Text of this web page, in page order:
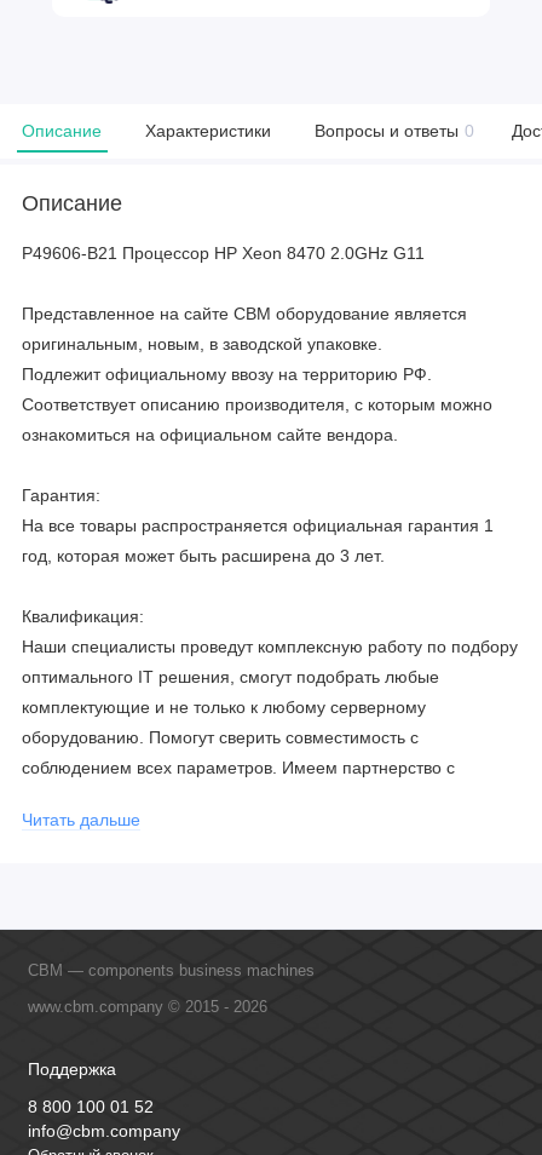
Описание Характеристики Вопросы и ответы 0
Описание
P49606-B21 Процессор HP Xeon 8470 2.0GHz G11
Представленное на сайте CBM оборудование является
оригинальным, новым, в заводской упаковке.
Подлежит официальному ввозу на территорию РФ.
Соответствует описанию производителя, с которым можно
ознакомиться на официальном сайте вендора.
Гарантия:
На все товары распространяется официальная гарантия 1
год, которая может быть расширена до 3 лет.
Квалификация:
Наши специалисты проведут комплексную работу по подбору
оптимального IT решения, смогут подобрать любые
комплектующие и не только к любому серверному
оборудованию. Помогут сверить совместимость с
соблюдением всех параметров. Имеем партнерство с
обучение сотрудников, что позволяет исключить ошибки даже
Читать дальше
CBM — components business machines
www.cbm.company © 2015 - 2026
Поддержка
8 800 100 01 52
info@cbm.company